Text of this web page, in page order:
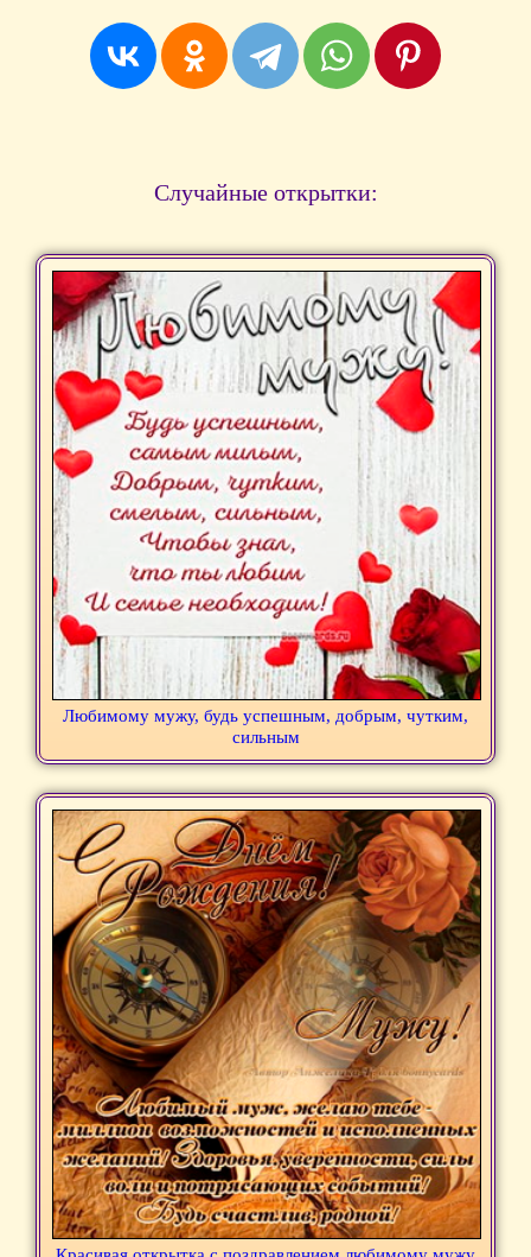
Случайные открытки:
Любимому мужу, будь успешным, добрым, чутким,
сильным